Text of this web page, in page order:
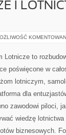
I
Lotnicze to
poświęcone w
lotniczym,
dla
zawodowi piloci,
wiedzę
biznesowych.